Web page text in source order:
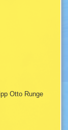
Otto Runge